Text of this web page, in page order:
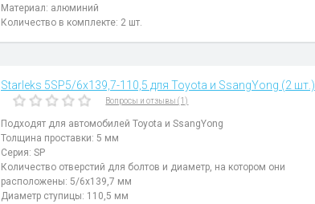
Материал: алюминий
Количество в комплекте: 2 шт.
Starleks 5SP5/6х139,7-110,5 для Toyota и SsangYong (2 шт.)
Вопросы и отзывы (1)
Подходят для автомобилей Toyota и SsangYong
Толщина проставки: 5 мм
Серия: SP
Количество отверстий для болтов и диаметр, на котором они
расположены: 5/6х139,7 мм
Диаметр ступицы: 110,5 мм